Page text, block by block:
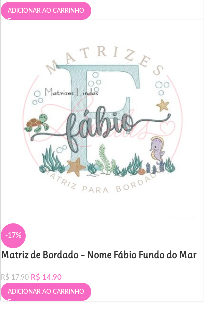
ADICIONAR AO CARRINHO
-17%
Matriz de Bordado – Nome Fábio Fundo do Mar
R$17,90 R$ 14,90
ADICIONAR AO CARRINHO